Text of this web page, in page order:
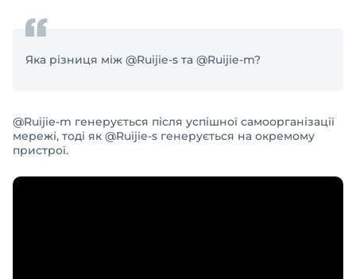
Яка різниця між @Ruijie-s та @Ruijie-m?
@Ruijie-m генерується після успішної самоорганізації
мережі, тоді як @Ruijie-s генерується на окремому
пристрої.